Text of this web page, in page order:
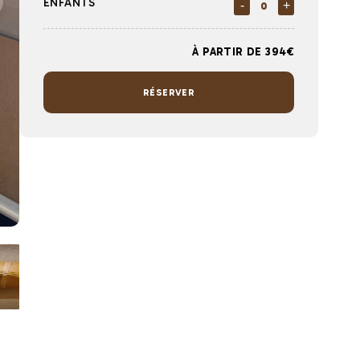
ENFANTS - +
À PARTIR DE 394€
RÉSERVER